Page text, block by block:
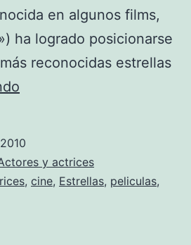
en algunos films,
ha logrado posicionarse
reconocidas estrellas
pornoy actrices
, cine, Estrellas, peliculas,